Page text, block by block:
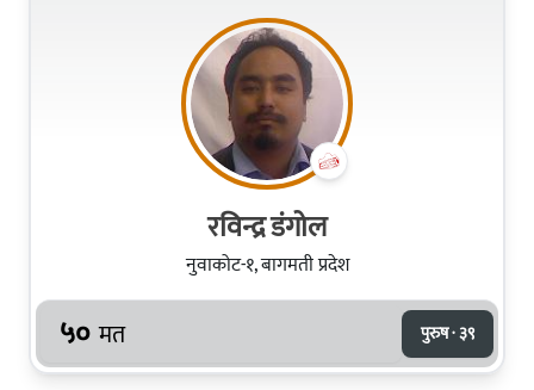
रविन्द्र डंगोल
नुवाकोट-१, बागमती प्रदेश
५० मत पुरुष · ३९